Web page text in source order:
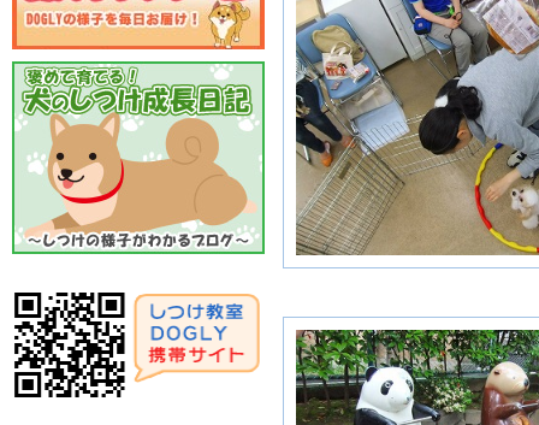
２０１４年／１
月
２０１３年／１
２月
２０１３年／７
月
２０１３年／６
月
２０１３年／１
月
２０１２年／１
２月
２０１２年／７
月
２０１２年／６
２０１２年／１
月
２０１１年／１
２月
月
月
２０１１年／１
月
２０１０年／１
２月
２０１０年／７
２０１０年／６